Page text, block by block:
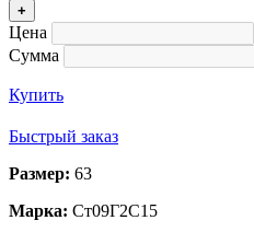
+
Цена
Сумма
Купить
Быстрый заказ
Размер: 63
Марка: Ст09Г2С15